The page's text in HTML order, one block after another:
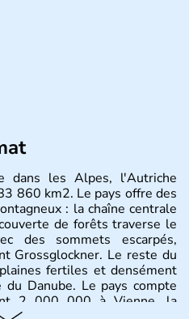
dans les Alpes, l'Autriche
860 km2. Le pays offre des
: la chaîne centrale
de forêts traverse le
des sommets escarpés,
Grossglockner. Le reste du
fertiles et densément
Danube. Le pays compte
2 000 000 à Vienne, la